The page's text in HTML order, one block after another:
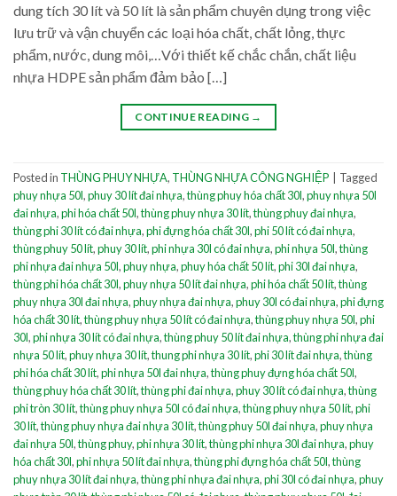
dung tích 30 lít và 50 lít là sản phẩm chuyên dụng trong việc
lưu trữ và vận chuyển các loại hóa chất, chất lỏng, thực
phẩm, nước, dung môi,…Với thiết kế chắc chắn, chất liệu
nhựa HDPE sản phẩm đảm bảo […]
CONTINUE READING →
Posted in THÙNG PHUY NHỰA, THÙNG NHỰA CÔNG NGHIỆP
Tagged
phuy nhựa 50l,phuy 30 lít đai nhựa,thùng phuy hóa chất 30l,phuy nhựa 50l
đai nhựa,phi hóa chất 50l,thùng phuy nhựa 30 lít,thùng phuy đai nhựa,
thùng phi 30 lít có đai nhựa,phi đựng hóa chất 30l,phi 50 lít có đai nhựa,
thùng phuy 50 lít,phuy 30 lít,phi nhựa 30l có đai nhựa,phi nhựa 50l,thùng
phi nhựa đai nhựa 50l,phuy nhựa,phuy hóa chất 50 lít,phi 30l đai nhựa,
thùng phi hóa chất 30l,phuy nhựa 50 lít đai nhựa,phi hóa chất 50 lít,thùng
phuy nhựa 30l đai nhựa,phuy nhựa đai nhựa,phuy 30l có đai nhựa,phi đựng
hóa chất 30 lít,thùng phuy nhựa 50 lít có đai nhựa,thùng phuy nhựa 50l,phi
30l,phi nhựa 30 lít có đai nhựa,thùng phuy 50 lít đai nhựa,thùng phi nhựa đai
nhựa 50 lít,phuy nhựa 30 lít,thung phi nhựa 30 lít,phi 30 lít đai nhựa,thùng
phi hóa chất 30 lít,phi nhựa 50l đai nhựa,thùng phuy đựng hóa chất 50l,
thùng phuy hóa chất 30 lít,thùng phi đai nhựa,phuy 30 lít có đai nhựa,thùng
phi tròn 30 lít,thùng phuy nhựa 50l có đai nhựa,thùng phuy nhựa 50 lít,phi
30 lít,thùng phuy nhựa đai nhựa 30 lít,thùng phuy 50l đai nhựa,phuy nhựa
đai nhựa 50l,thùng phuy,phi nhựa 30 lít,thùng phi nhựa 30l đai nhựa,phuy
hóa chất 30l,phi nhựa 50 lít đai nhựa,thùng phi đựng hóa chất 50l,thùng
phuy nhựa 30 lít đai nhựa,thùng phi nhựa đai nhựa,phi 30l có đai nhựa,phuy